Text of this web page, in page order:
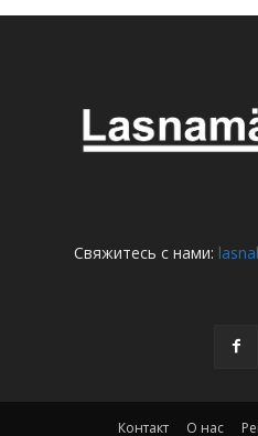
Свяжитесь с нами:
Контакт О нас